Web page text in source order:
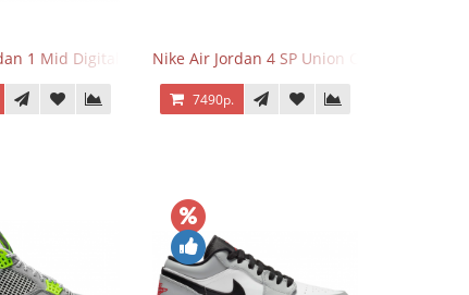
1 Mid Digital PinkNike Air Jordan 4 SP Union Off Noir
7490р.